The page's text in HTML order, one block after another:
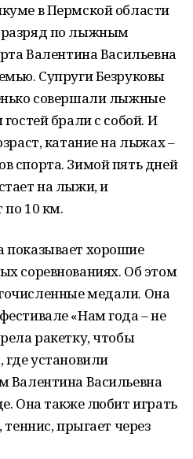
в Пермской области
разряд по лыжным
Валентина Васильевна
Супруги Безруковы
совершали лыжные
брали с собой. И
катание на лыжах –
спорта. Зимой пять дней
на лыжи, и
по 10 км.
показывает хорошие
соревнованиях. Об этом
медали. Она
«Нам года – не
ракетку, чтобы
установили
Валентина Васильевна
Она также любит играть
прыгает через